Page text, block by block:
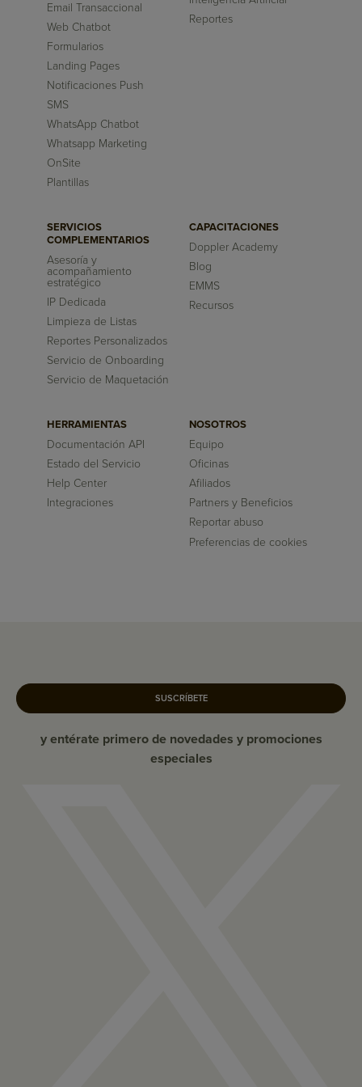
Email Transaccional
Web Chatbot
Formularios
Landing Pages
Notificaciones Push
SMS
WhatsApp Chatbot
Whatsapp Marketing
OnSite
Plantillas
Reportes
SERVICIOS
COMPLEMENTARIOS
Asesoría y
acompañamiento
estratégico
IP Dedicada
Limpieza de Listas
Reportes Personalizados
Servicio de Onboarding
Servicio de Maquetación
CAPACITACIONES
Doppler Academy
Blog
EMMS
Recursos
HERRAMIENTAS
Documentación API
Estado del Servicio
Help Center
Integraciones
NOSOTROS
Equipo
Oficinas
Afiliados
Partners y Beneficios
Reportar abuso
Preferencias de cookies
SUSCRÍBETE
y entérate primero de novedades y promociones
especiales